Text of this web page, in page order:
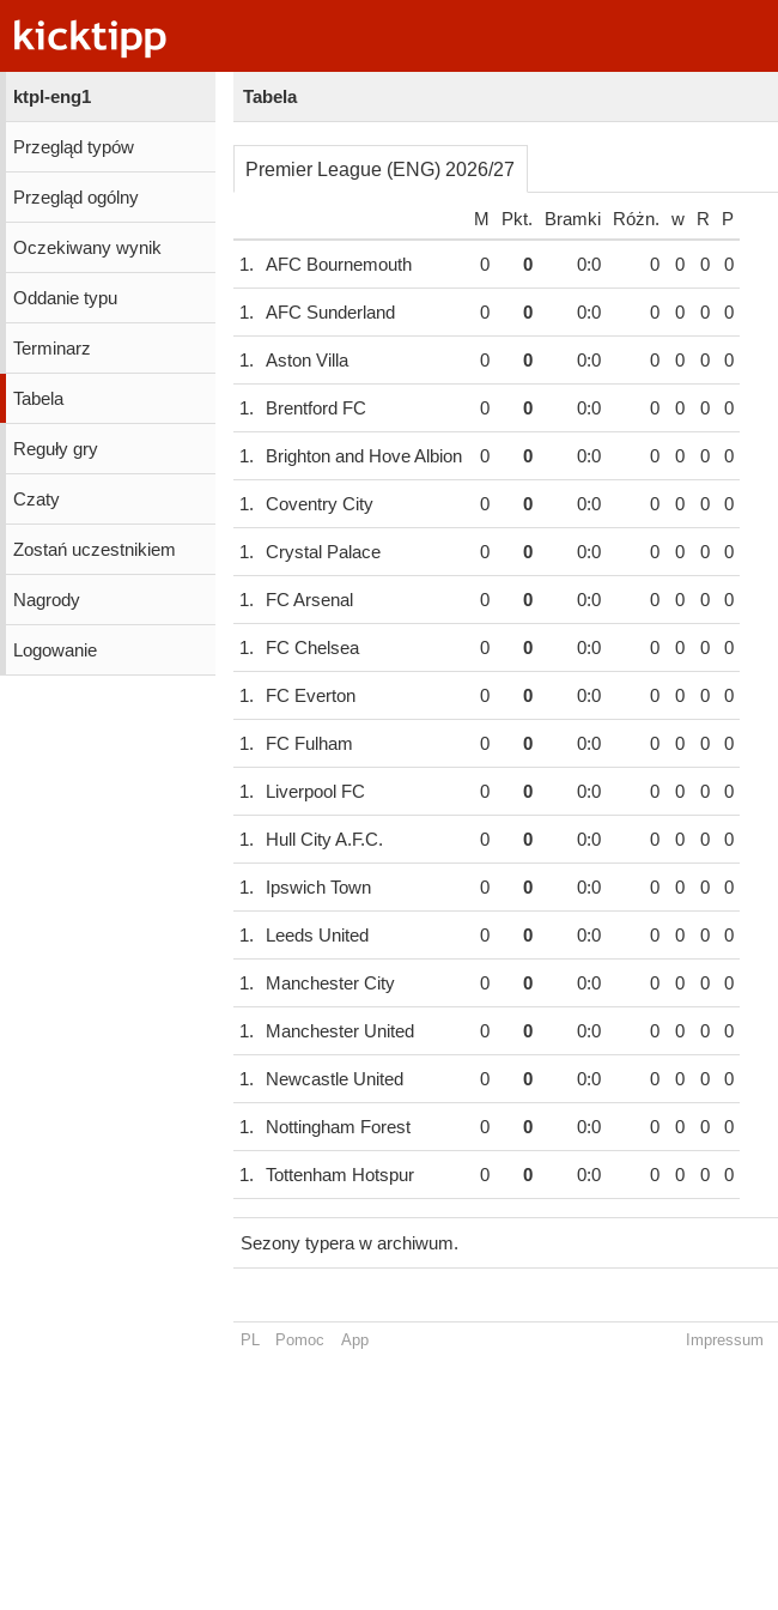
ktpl-eng1
Przegląd typów
Przegląd ogólny
Oczekiwany wynik
Oddanie typu
Terminarz
Tabela
Reguły gry
Czaty
Zostań uczestnikiem
Nagrody
Logowanie
Tabela
Premier League (ENG) 2026/27
M Pkt. Bramki Różn. w R P
1. AFC Bournemouth 0 0 0:0 0 0 0 0
1. AFC Sunderland 0 0 0:0 0 0 0 0
1. Aston Villa 0 0 0:0 0 0 0 0
1. Brentford FC 0 0 0:0 0 0 0 0
1. Brighton and Hove Albion 0 0 0:0 0 0 0 0
1. Coventry City 0 0 0:0 0 0 0 0
1. Crystal Palace 0 0 0:0 0 0 0 0
1. FC Arsenal 0 0 0:0 0 0 0 0
1. FC Chelsea 0 0 0:0 0 0 0 0
1. FC Everton 0 0 0:0 0 0 0 0
1. FC Fulham 0 0 0:0 0 0 0 0
1. Liverpool FC 0 0 0:0 0 0 0 0
1. Hull City A.F.C. 0 0 0:0 0 0 0 0
1. Ipswich Town 0 0 0:0 0 0 0 0
1. Leeds United 0 0 0:0 0 0 0 0
1. Manchester City 0 0 0:0 0 0 0 0
1. Manchester United 0 0 0:0 0 0 0 0
1. Newcastle United 0 0 0:0 0 0 0 0
1. Nottingham Forest 0 0 0:0 0 0 0 0
1. Tottenham Hotspur 0 0 0:0 0 0 0 0
Sezony typera w archiwum.
PL Pomoc App Impressum